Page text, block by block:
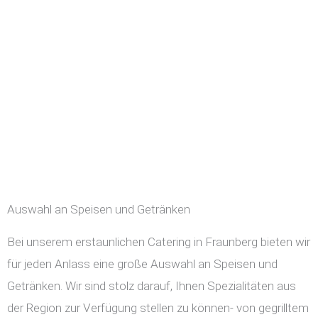
Auswahl an Speisen und Getränken
Bei unserem erstaunlichen Catering in Fraunberg bieten wir
für jeden Anlass eine große Auswahl an Speisen und
Getränken. Wir sind stolz darauf, Ihnen Spezialitäten aus
der Region zur Verfügung stellen zu können- von gegrilltem